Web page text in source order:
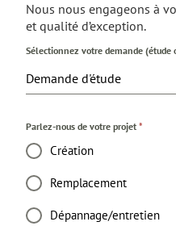
Nous nous engageons à
et qualité d’exception.
Sélectionnez votre demande (étude
Demande d'étude
Parlez-nous de votre projet *
Création
Remplacement
Dépannage/entretien